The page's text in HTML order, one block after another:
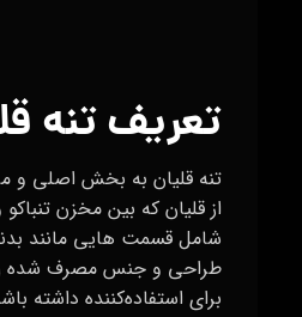
تعریف تنه
تنه قلیان به بخش اصلی و
از قلیان که بین مخزن تنباکو
شامل قسمت‌ هایی مانند
طراحی و جنس مصرف شده را
برای استفاده‌کننده داشته